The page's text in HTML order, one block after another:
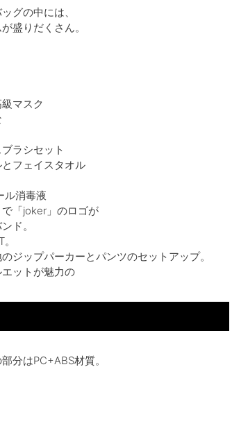
グの中には、
盛りだくさん。
マスク
ラシセット
フェイスタオル
ル消毒液
「joker」のロゴが
ド。
ジップパーカーとパンツのセットアップ。
ットが魅力の
分はPC+ABS材質。